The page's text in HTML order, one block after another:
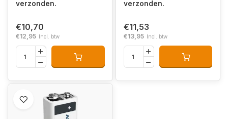
verzonden.
€10,70
€12,95 Incl. btw
verzonden.
€11,53
€13,95 Incl. btw